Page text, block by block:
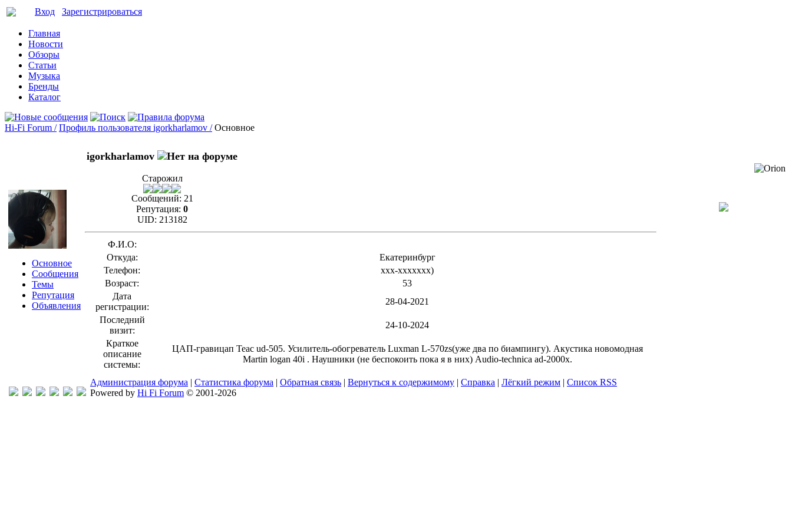
Вход Зарегистрироваться
Главная
Новости
Обзоры
Статьи
Музыка
Бренды
Каталог
Hi-Fi Forum / Профиль пользователя igorkharlamov / Основное
Основное
Сообщения
Темы
Репутация
Объявления
igorkharlamov
Старожил
Сообщений: 21
Репутация: 0
UID: 213182
Ф.И.О:
Откуда:
Екатеринбург
Телефон:
xxx-xxxxxxx)
Возраст:
53
Дата
регистрации:
28-04-2021
Последний
визит:
24-10-2024
Краткое
описание
системы:
ЦАП-гравицап Teac ud-505. Усилитель-обогреватель Luxman L-570zs(уже два по биампингу). Акустика новомодная
Martin logan 40i . Наушники (не беспокоить пока я в них) Audio-technica ad-2000x.
Администрация форума | Статистика форума | Обратная связь | Вернуться к содержимому | Справка | Лёгкий режим | Список RSS
Powered by Hi Fi Forum © 2001-2026